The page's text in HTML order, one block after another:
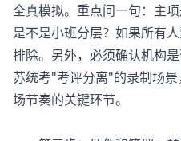
全真模拟。重点问一句：主
是不是小班分层？如果所有
排除。另外，必须确认机构
苏统考"考评分离"的录制场
场节奏的关键环节。